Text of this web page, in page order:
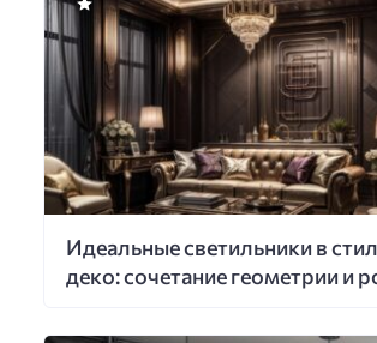
Идеальные светильники в
деко: сочетание геометрии и